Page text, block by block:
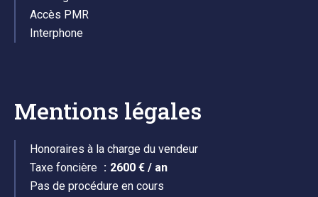
Accès PMR
Interphone
Mentions légales
Honoraires à la charge du vendeur
Taxe foncière
2600 € / an
Pas de procédure en cours